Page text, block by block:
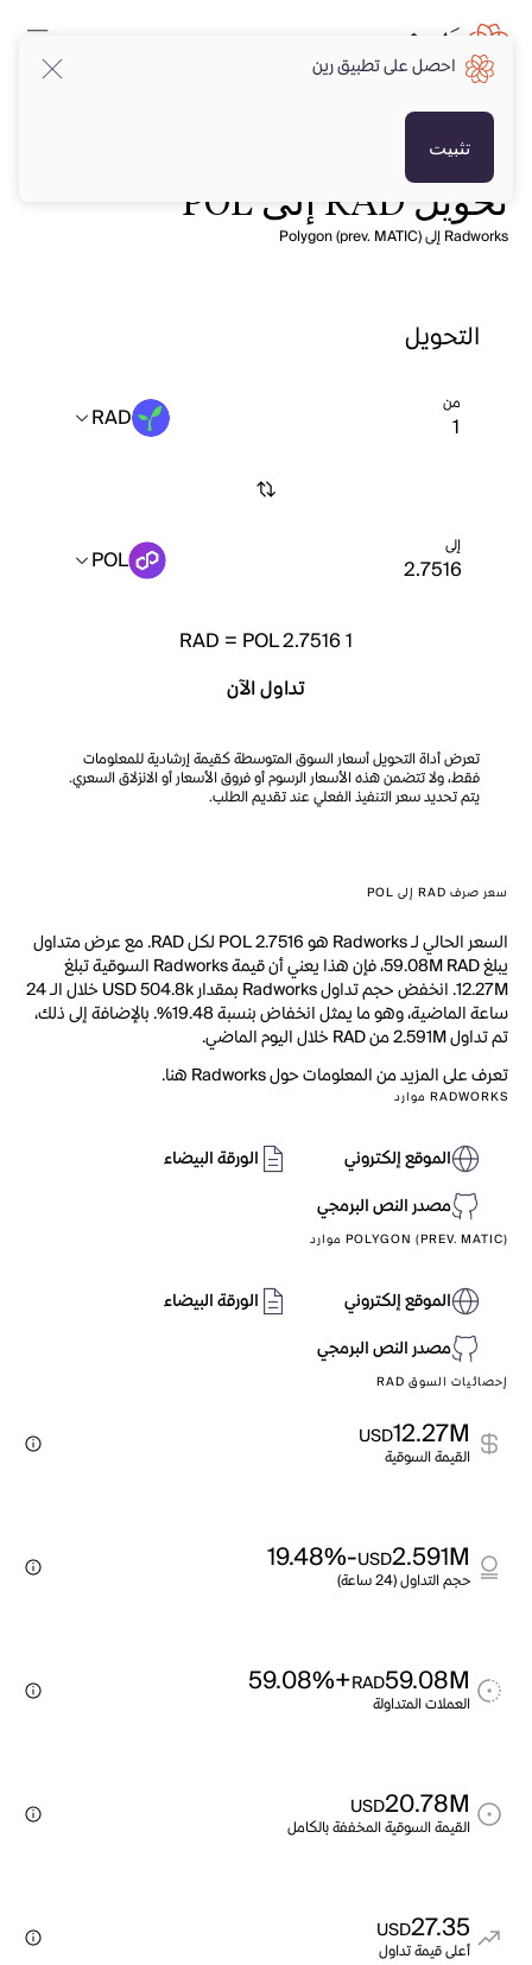
تحويل RAD إلى POL
Radworks إلى Polygon (prev. MATIC)
التحويل
من RAD
إلى POL
1
RAD = POL 2.7516
تداول الآن
تعرض أداة التحويل أسعار السوق المتوسطة كقيمة إرشادية للمعلومات
فقط، ولا تتضمن هذه الأسعار الرسوم أو فروق الأسعار أو الانزلاق السعري.
يتم تحديد سعر التنفيذ الفعلي عند تقديم الطلب.
سعر صرف RAD إلى POL
السعر الحالي لـ Radworks هو POL 2.7516 لكل RAD. مع عرض متداول
يبلغ 59.08M RAD، فإن هذا يعني أن قيمة Radworks السوقية تبلغ
12.27M. انخفض حجم تداول Radworks بمقدار USD 504.8k خلال الـ 24
ساعة الماضية، وهو ما يمثل انخفاض بنسبة 19.48%. بالإضافة إلى ذلك،
تم تداول 2.591M من RAD خلال اليوم الماضي.
تعرف على المزيد من المعلومات حول Radworks هنا.
RADWORKS موارد
الموقع إلكتروني
الورقة البيضاء
مصدر النص البرمجي
POLYGON (PREV. MATIC) موارد
الموقع إلكتروني
الورقة البيضاء
مصدر النص البرمجي
إحصائيات السوق RAD
12.27M
USD
القيمة السوقية
2.591M
USD
-19.48%
حجم التداول (24 ساعة)
59.08M
RAD
+59.08%
العملات المتداولة
20.78M
USD
القيمة السوقية المخففة بالكامل
27.35
USD
أعلى قيمة تداول
احصل على تطبيق رين
تثبيت